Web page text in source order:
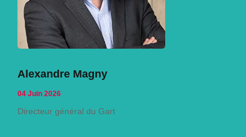
Alexandre Magny
04 Juin 2026
Directeur général du Gart